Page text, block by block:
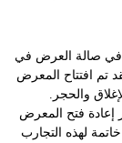
في صالة العرض في
تم افتتاح المعرض
والحجر.
إعادة فتح المعرض
لهذه التجارب